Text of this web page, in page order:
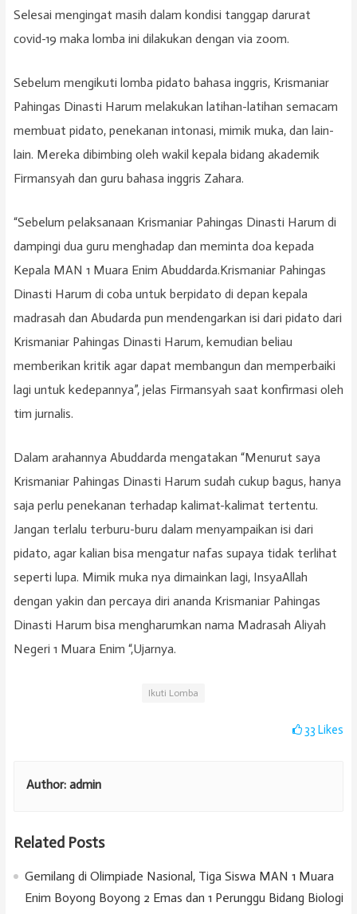
Selesai mengingat masih dalam kondisi tanggap darurat
covid-19 maka lomba ini dilakukan dengan via zoom.
Sebelum mengikuti lomba pidato bahasa inggris, Krismaniar
Pahingas Dinasti Harum melakukan latihan-latihan semacam
membuat pidato, penekanan intonasi, mimik muka, dan lain-
lain. Mereka dibimbing oleh wakil kepala bidang akademik
Firmansyah dan guru bahasa inggris Zahara.
“Sebelum pelaksanaan Krismaniar Pahingas Dinasti Harum di
dampingi dua guru menghadap dan meminta doa kepada
Kepala MAN 1 Muara Enim Abuddarda.Krismaniar Pahingas
Dinasti Harum di coba untuk berpidato di depan kepala
madrasah dan Abudarda pun mendengarkan isi dari pidato dari
Krismaniar Pahingas Dinasti Harum, kemudian beliau
memberikan kritik agar dapat membangun dan memperbaiki
lagi untuk kedepannya”, jelas Firmansyah saat konfirmasi oleh
tim jurnalis.
Dalam arahannya Abuddarda mengatakan “Menurut saya
Krismaniar Pahingas Dinasti Harum sudah cukup bagus, hanya
saja perlu penekanan terhadap kalimat-kalimat tertentu.
Jangan terlalu terburu-buru dalam menyampaikan isi dari
pidato, agar kalian bisa mengatur nafas supaya tidak terlihat
seperti lupa. Mimik muka nya dimainkan lagi, InsyaAllah
dengan yakin dan percaya diri ananda Krismaniar Pahingas
Dinasti Harum bisa mengharumkan nama Madrasah Aliyah
Negeri 1 Muara Enim “,Ujarnya.
Ikuti Lomba
33Likes
Author: admin
Related Posts
Gemilang di Olimpiade Nasional, Tiga Siswa MAN 1 Muara
Enim Boyong Boyong 2 Emas dan 1 Perunggu Bidang Biologi